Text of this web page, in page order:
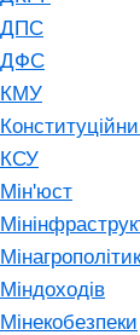
ДПС
ДФС
КМУ
КСУ
Мін'юст
Міндоходів
Мінекобезпеки